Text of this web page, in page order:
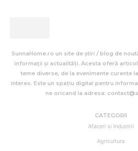
SunnaHome.ro un site de știri / blog de
informații și actualități. Acesta oferă
teme diverse, de la evenimente curente
interes. Este un spațiu digital pentru
ne oricand la adresa:
CATEGORII
Afaceri si Industrii
Agricultura